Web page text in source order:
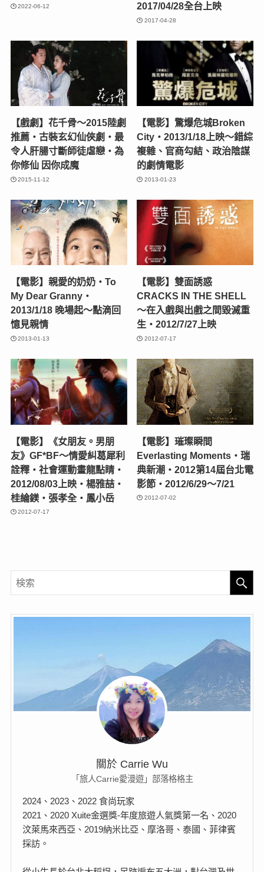
2022-06-12
2017/04/28全台上映
2017-04-28
【戲劇】花千骨～2015陸劇
推薦‧古裝玄幻仙俠劇‧最
令人肝腸寸斷師徒虐戀‧為
你修仙 因你成魔
2015-11-12
【電影】驚爆危城Broken
City‧2013/1/18上映～錯綜
複雜、官商勾結、政治陰謀
的劇情電影
2013-01-23
【電影】親愛的奶奶‧To
My Dear Granny‧
2013/1/18 晚場起～點滴回
憶見親情
2013-01-13
【電影】雙面誘惑
CRACKS IN THE SHELL
～在入戲與出戲之間毀滅重
生‧2012/7/27上映
2012-07-17
【電影】《女朋友。男朋
友》GF*BF～情愛糾葛犀利
詮釋‧社會運動畫龍點睛‧
2012/08/03上映‧楊雅喆‧
桂綸鎂‧張孝全‧鳳小岳
2012-07-17
【電影】璀璨瞬間
Everlasting Moments‧瑞
典新潮‧2012第14屆台北電
影節‧2012/6/29～7/21
2012-07-02
關於 Carrie Wu
「旅人Carrie愛漫遊」部落格格主
2024、2023、2022 食尚玩家
2021、2020 Xuite金選獎-年度旅遊人氣獎第一名、2020
汶萊馬來西亞、2019納米比亞、摩洛哥、泰國、菲律賓
採訪。